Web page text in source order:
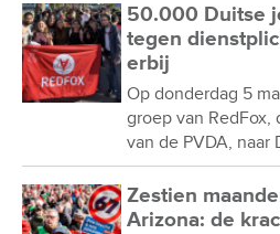
50.000 Duitse
tegen
erbij
Op donderdag 5
groep van
van de PVDA, naar
Zestien
Arizona: de